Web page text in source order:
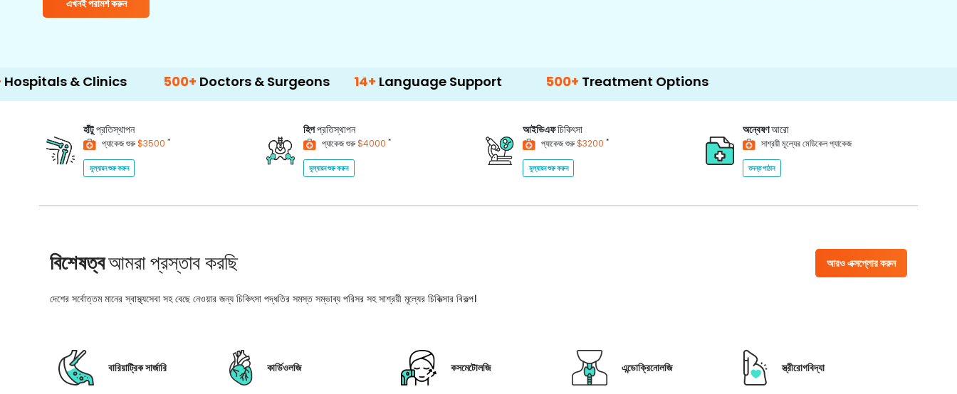
এখনই পরামর্শ করুন
Clinics 500+ Doctors & Surgeons 14+Language Support 500+ Treatment Options
হাঁটুপ্রতিস্থাপন
প্যাকেজ শুরু$3500 *
মূল্যায়ন শুরু করুন
হিপপ্রতিস্থাপন
প্যাকেজ শুরু$4000 *
মূল্যায়ন শুরু করুন
আইভিএফচিকিৎসা
প্যাকেজ শুরু$3200 *
মূল্যায়ন শুরু করুন
অন্বেষণআরো
সাশ্রয়ী মূল্যের মেডিকেল প্যাকেজ
তদন্ত পাঠান
বিশেষত্বআমরা প্রস্তাব করছি আরও এক্সপ্লোর করুন
দেশের সর্বোত্তম মানের স্বাস্থ্যসেবা সহ বেছে নেওয়ার জন্য চিকিৎসা পদ্ধতির সমস্ত সম্ভাব্য পরিসর সহ সাশ্রয়ী মূল্যের চিকিত্সার বিকল্প।
বারিয়াট্রিক সার্জারি কার্ডিওলজি কসমেটোলজি এন্ডোক্রিনোলজি স্ত্রীরোগবিদ্যা